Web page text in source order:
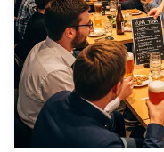
![]
(https://
![]
(https://
![]
(https://
![]
(https://
lokal ◆Tidak Termasuk ・Penjemputan dan pengantaran
hotel ・Tip ・Biaya
makanan tambahan
tur ・Pengeluaran pribadi
・Jumlah maksimum
orang. ・Anak-anak
dewasa. ・Alkohol
berusia 20 tahun ke